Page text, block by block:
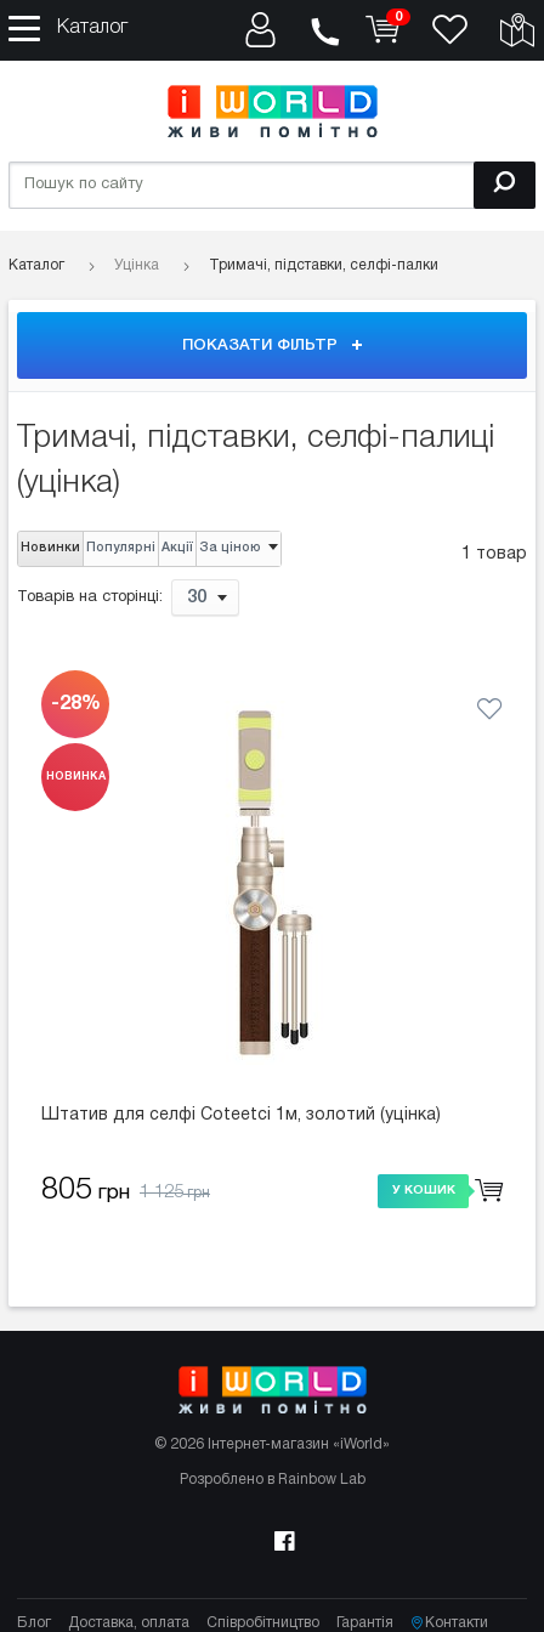
Каталог
0
Каталог Уцінка Тримачі, підставки, селфі-палки
ПОКАЗАТИ ФІЛЬТР
Тримачі, підставки, селфі-палиці
(уцінка)
1 товар
Новинки Популярні Акції За ціною
Товарів на сторінці: 30
-28%
НОВИНКА
Штатив для селфі Coteetci 1м, золотий (уцінка)
805 грн 1 125грн У КОШИК
© 2026 Інтернет-магазин «iWorld»
Розроблено в Rainbow Lab
Блог Доставка, оплата Співробітництво Гарантія Контакти